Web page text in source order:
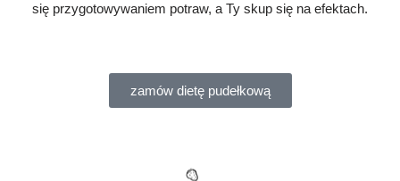
się przygotowywaniem potraw, a Ty skup się na efektach.
zamów dietę pudełkową